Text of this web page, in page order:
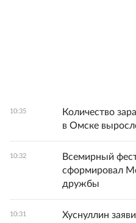
10:35
Количество
в Омске
10:32
Всемирный
сформировал
дружбы
10:31
Хуснуллин